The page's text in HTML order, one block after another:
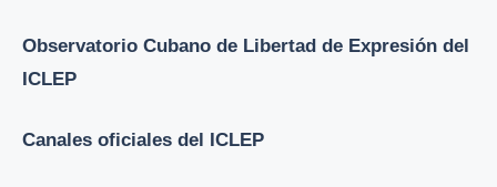
Observatorio Cubano de Libertad de Expresión del
ICLEP
Canales oficiales del ICLEP